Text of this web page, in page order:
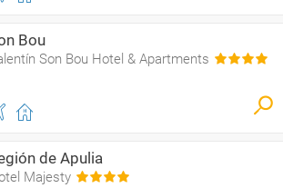
Bou
Son Bou Hotel & Apartments
de Apulia
Majesty